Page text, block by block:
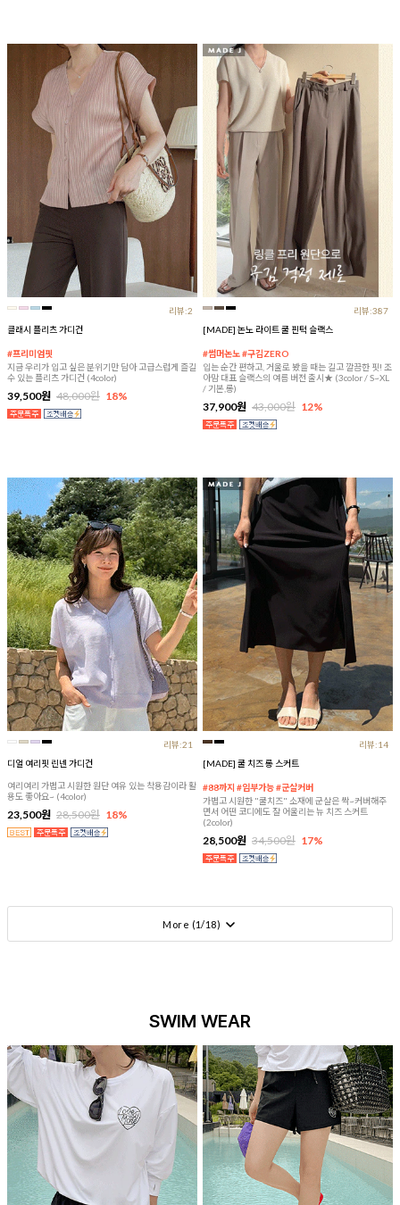
리뷰:2
클래시 플리츠 가디건
#프리미엄핏
지금 우리가 입고 싶은 분위기만 담아 고급스럽게 즐길
수 있는 플리츠 가디건 (4color)
39,500원 48,000원 18%
리뷰:387
[MADE] 논노 라이트 쿨 핀턱 슬랙스
#썸머논노 #구김ZERO
입는 순간 편하고, 거울로 봤을 때는 길고 깔끔한 핏! 조
아맘 대표 슬랙스의 여름 버전 출시★ (3color / S~XL
/ 기본,롱)
37,900원 43,000원 12%
리뷰:21
디얼 여리핏 린넨 가디건
여리여리 가볍고 시원한 원단 여유 있는 착용감이라 활
용도 좋아요~ (4color)
23,500원 28,500원 18%
리뷰:14
[MADE] 쿨 치즈 롱 스커트
#88까지 #임부가능 #군살커버
가볍고 시원한 "쿨치즈" 소재에 군살은 싹~커버해주
면서 어떤 코디에도 잘 어울리는 뉴 치즈 스커트
(2color)
28,500원 34,500원 17%
More (1/18)
SWIM WEAR